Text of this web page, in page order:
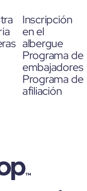
Inscripción
en el
albergue
Programa de
embajadores
Programa de
afiliación